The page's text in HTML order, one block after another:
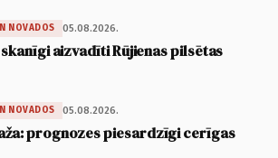
NOVADOS 05.08.2026.
aizvadīti Rūjienas pilsētas
NOVADOS 05.08.2026.
prognozes piesardzīgi cerīgas